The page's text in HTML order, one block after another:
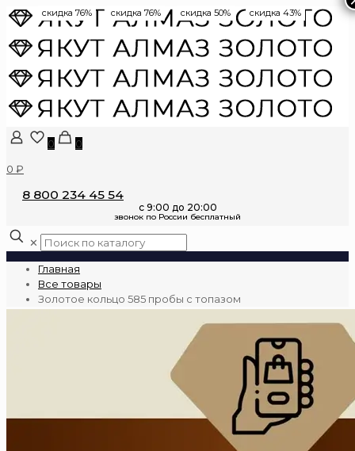
0
0
0 ₽
8 800 234 45 54
✕
Главная
Все товары
Золотое кольцо 585 пробы с топазом
скидка 76% скидка 76% скидка 50% скидка 43%